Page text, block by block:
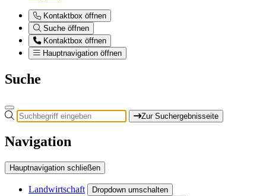
Kontaktbox öffnen
Suche öffnen
Kontaktbox öffnen
Hauptnavigation öffnen
Suche
Zur Suchergebnisseite
Navigation
Hauptnavigation schließen
Landwirtschaft Dropdown umschalten